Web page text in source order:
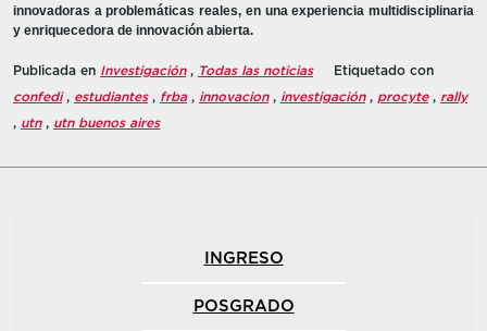
innovadoras a problemáticas reales, en una experiencia multidisciplinaria
y enriquecedora de innovación abierta.
Publicada en Investigación, Todas las noticias
Etiquetado con
confedi, estudiantes, frba, innovacion, investigación, procyte, rally
, utn, utn buenos aires
INGRESO
POSGRADO